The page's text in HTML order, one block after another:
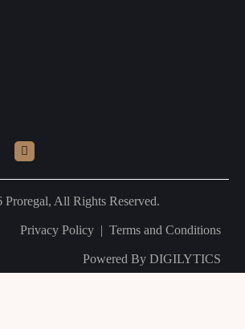
All Rights Reserved.
Privacy Policy | Terms and Conditions
Powered By DIGILYTICS